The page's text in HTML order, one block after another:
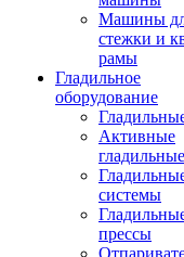
Машины
стежки и
рамы
Гладильное
оборудование
Активные
системы
прессы